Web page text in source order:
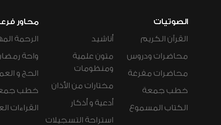
الصوتيات
القرآن الكريم
محاضرات ودروس
محاضرات مفرغة
خطب جمعة
الكتاب المسموع
أناشيد
متون علمية
ومنظومات
مختارات من الأذان
أدعية و أذكار
استراحة التسجيلات
محاور
الرحمة
واحة
الحج و
خطب
القراءات